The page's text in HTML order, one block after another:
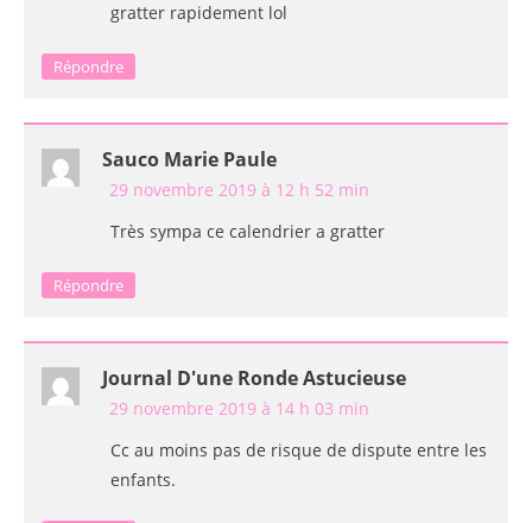
gratter rapidement lol
Répondre
Sauco Marie Paule
29 novembre 2019 à 12 h 52 min
Très sympa ce calendrier a gratter
Répondre
Journal D'une Ronde Astucieuse
29 novembre 2019 à 14 h 03 min
Cc au moins pas de risque de dispute entre les
enfants.